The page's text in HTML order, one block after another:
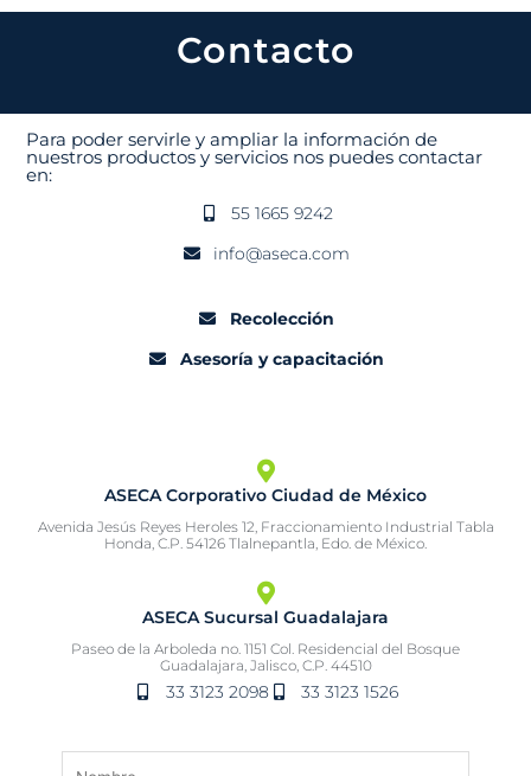
Contacto
Para poder servirle y ampliar la información de
nuestros productos y servicios nos puedes contactar
en:
55 1665 9242
info@aseca.com
Recolección
Asesoría y capacitación
ASECA Corporativo Ciudad de México
Avenida Jesús Reyes Heroles 12, Fraccionamiento Industrial Tabla
Honda, C.P. 54126 Tlalnepantla, Edo. de México.
ASECA Sucursal Guadalajara
Paseo de la Arboleda no. 1151 Col. Residencial del Bosque
Guadalajara, Jalisco, C.P. 44510
33 3123 2098 33 3123 1526